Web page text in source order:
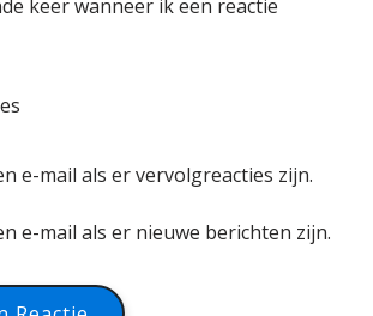
keer wanneer ik een reactie
e-mail als er vervolgreacties zijn.
e-mail als er nieuwe berichten zijn.